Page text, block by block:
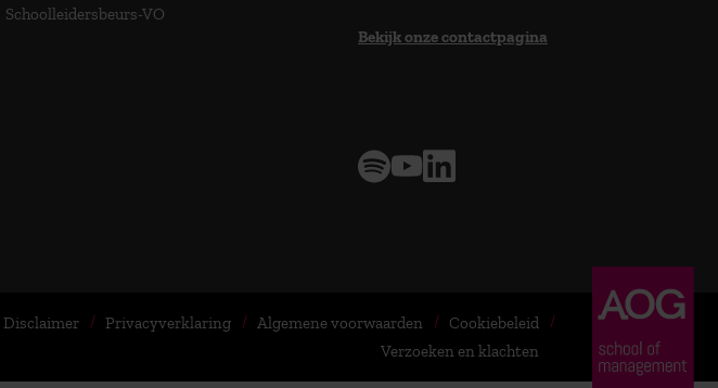
Schoolleidersbeurs-VO
Bekijk onze contactpagina
Disclaimer Privacyverklaring Algemene voorwaarden
Cookiebeleid
Verzoeken en klachten